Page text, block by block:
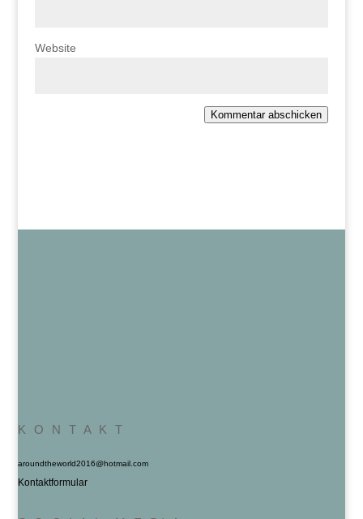
Website
Kommentar abschicken
K O N T A K T
aroundtheworld2016@hotmail.com
Kontaktformular